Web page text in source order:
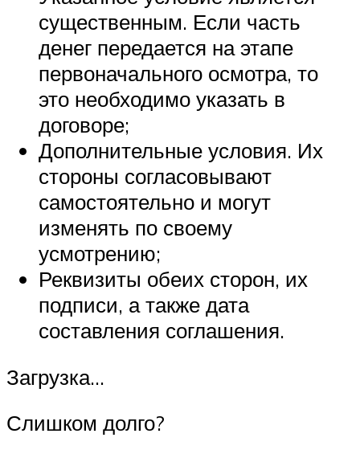
существенным. Если часть
денег передается на этапе
первоначального осмотра, то
это необходимо указать в
договоре;
Дополнительные условия. Их
стороны согласовывают
самостоятельно и могут
изменять по своему
усмотрению;
Реквизиты обеих сторон, их
подписи, а также дата
составления соглашения.
Загрузка…
Слишком долго?